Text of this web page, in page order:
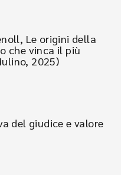
Le origini della
che vinca il più
2025)
del giudice e valore